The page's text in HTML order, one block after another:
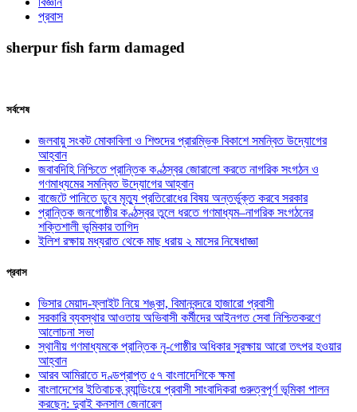
প্রবাস
sherpur fish farm damaged
সর্বশেষ
জলবায়ু সংকট মোকাবিলা ও শিশুদের প্রারম্ভিক বিকাশে সমন্বিত উদ্যোগের
আহ্বান
জবাবদিহি নিশ্চিতে প্রান্তিক কণ্ঠস্বর জোরালো করতে নাগরিক সংগঠন ও
গণমাধ্যমের সমন্বিত উদ্যোগের আহ্বান
বাজেটে পানিতে ডুবে মৃত্যু প্রতিরোধের বিষয় অন্তর্ভুক্ত করবে সরকার
প্রান্তিক জনগোষ্ঠীর কণ্ঠস্বর তুলে ধরতে গণমাধ্যম–নাগরিক সংগঠনের
শক্তিশালী ভূমিকার তাগিদ
ইলিশ রক্ষায় মধ্যরাত থেকে মাছ ধরায় ২ মাসের নিষেধাজ্ঞা
প্রবাস
ভিসার মেয়াদ-ফ্লাইট নিয়ে শঙ্কা, বিমানবন্দরে হাজারো প্রবাসী
সরকারি ব্যবস্থার আওতায় অভিবাসী কর্মীদের আইনগত সেবা নিশ্চিতকরণে
আলোচনা সভা
স্থানীয় গণমাধ্যমকে প্রান্তিক নৃ-গোষ্ঠীর অধিকার সুরক্ষায় আরো তৎপর হওয়ার
আহ্বান
আরব আমিরাতে দণ্ডপ্রাপ্ত ৫৭ বাংলাদেশিকে ক্ষমা
বাংলাদেশের ইতিবাচক ব্র্যান্ডিংয়ে প্রবাসী সাংবাদিকরা গুরুত্বপূর্ণ ভূমিকা পালন
করছেন: দুবাই কনসাল জেনারেল